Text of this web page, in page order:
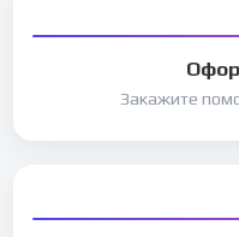
Закажите